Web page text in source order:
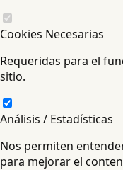
Cookies Necesarias
Requeridas para el
sitio.
Análisis / Estadísticas
Nos permiten
para mejorar el